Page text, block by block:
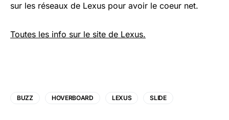
sur les réseaux de Lexus pour avoir le coeur net.
Toutes les info sur le site de Lexus.
BUZZ HOVERBOARD LEXUS SLIDE